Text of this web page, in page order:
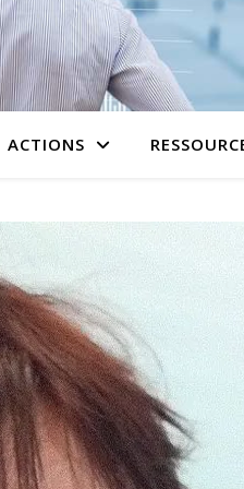
ACTIONS